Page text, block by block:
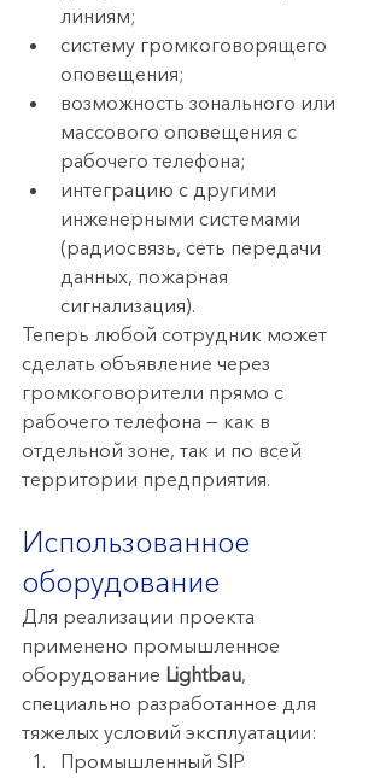
линиям;
систему громкоговорящего
оповещения;
возможность зонального или
массового оповещения с
рабочего телефона;
интеграцию с другими
инженерными системами
(радиосвязь, сеть передачи
данных, пожарная
сигнализация).
Теперь любой сотрудник может
сделать объявление через
громкоговорители прямо с
рабочего телефона — как в
отдельной зоне, так и по всей
территории предприятия.
Использованное
оборудование
Для реализации проекта
применено промышленное
оборудование Lightbau,
специально разработанное для
тяжелых условий эксплуатации:
Промышленный SIP